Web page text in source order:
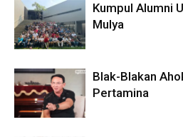
Kumpul Alumni
Mulya
Blak-Blakan
Pertamina